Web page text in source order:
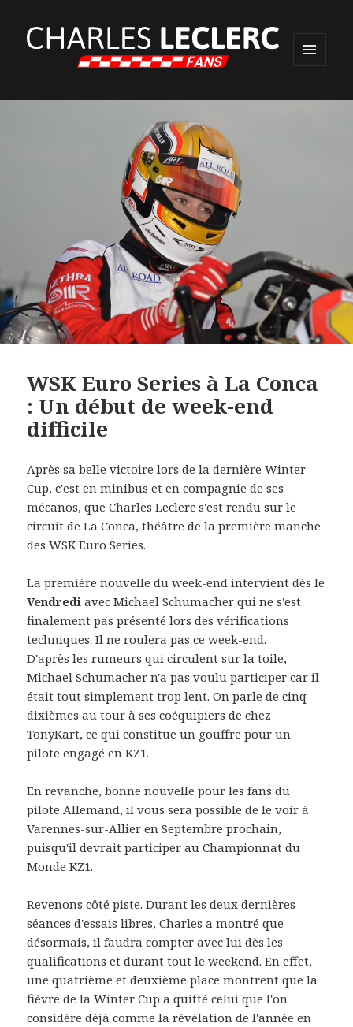
WIDGETS
WSK Euro Series à La Conca
: Un début de week-end
difficile
Après sa belle victoire lors de la dernière Winter
Cup, c'est en minibus et en compagnie de ses
mécanos, que Charles Leclerc s'est rendu sur le
circuit de La Conca, théâtre de la première manche
des WSK Euro Series.
La première nouvelle du week-end intervient dès le
Vendredi avec Michael Schumacher qui ne s'est
finalement pas présenté lors des vérifications
techniques. Il ne roulera pas ce week-end.
D'après les rumeurs qui circulent sur la toile,
Michael Schumacher n'a pas voulu participer car il
était tout simplement trop lent. On parle de cinq
dixièmes au tour à ses coéquipiers de chez
TonyKart, ce qui constitue un gouffre pour un
pilote engagé en KZ1.
En revanche, bonne nouvelle pour les fans du
pilote Allemand, il vous sera possible de le voir à
Varennes-sur-Allier en Septembre prochain,
puisqu'il devrait participer au Championnat du
Monde KZ1.
Revenons côté piste. Durant les deux dernières
séances d'essais libres, Charles a montré que
désormais, il faudra compter avec lui dès les
qualifications et durant tout le weekend. En effet,
une quatrième et deuxième place montrent que la
fièvre de la Winter Cup a quitté celui que l'on
considère déjà comme la révélation de l'année en